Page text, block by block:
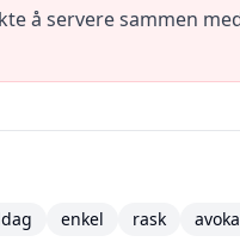
å servere sammen
enkel rask